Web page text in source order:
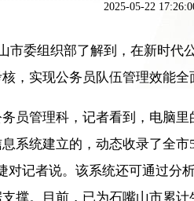
2025-05-22
委组织部了解到，在新时代
，实现公务员队伍管理效能全
管理科，记者看到，电脑里
系统建立的，动态收录了全
对记者说。该系统还可通过分
撑。目前，已为石嘴山市累